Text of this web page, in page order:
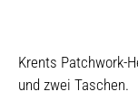
Krents Patchwork-
und zwei Taschen.